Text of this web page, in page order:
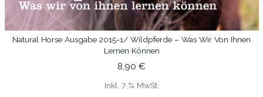
WEITERLESEN
Natural Horse Ausgabe 2015-1/ Wildpferde – Was Wir Von Ihnen
Lernen Können
8,90 €
Inkl. 7 % MwSt.